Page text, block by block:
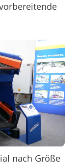
nach Größe